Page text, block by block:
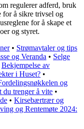
regulerer adferd, bruk
for å sikre trivsel og
for å skape et
og styret.
• Strømavtaler og tips
og Veranda • Selge
Bekjempelse av
i Huset? •
og
trenger å vite •
• Kirsebærtrær og
og Rentemøte 2024: